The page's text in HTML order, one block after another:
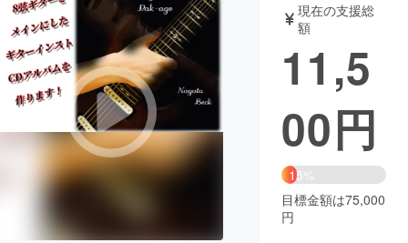
テクノロジー・ガジェット
映像・映画 書籍・雑誌
ビジネス・起業 チャレンジ
まちづくり・地域活性化
CAMPFIRE for Social Good
CAMPFIRE Creation
現在の支援総
額
11,5
00円
15%
目標金額は75,000
円